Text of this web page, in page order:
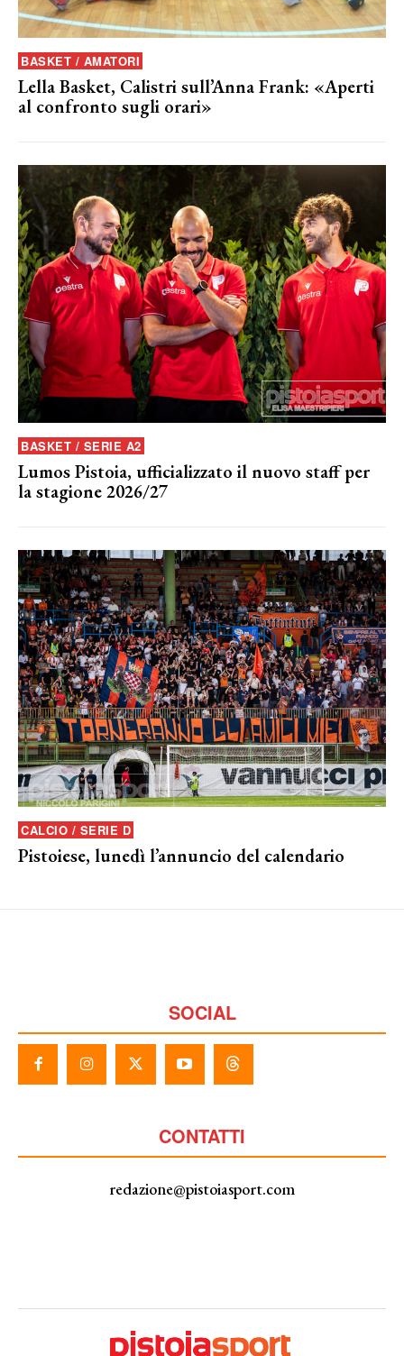
BASKET / AMATORI
Lella Basket, Calistri sull’Anna Frank: «Aperti
al confronto sugli orari»
BASKET / SERIE A2
Lumos Pistoia, ufficializzato il nuovo staff per
la stagione 2026/27
CALCIO / SERIE D
Pistoiese, lunedì l’annuncio del calendario
SOCIAL
CONTATTI
redazione@pistoiasport.com